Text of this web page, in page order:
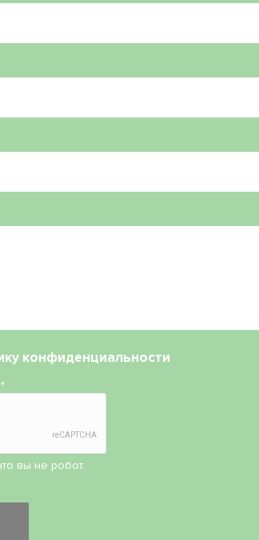
конфиденциальности
*
вы не робот.